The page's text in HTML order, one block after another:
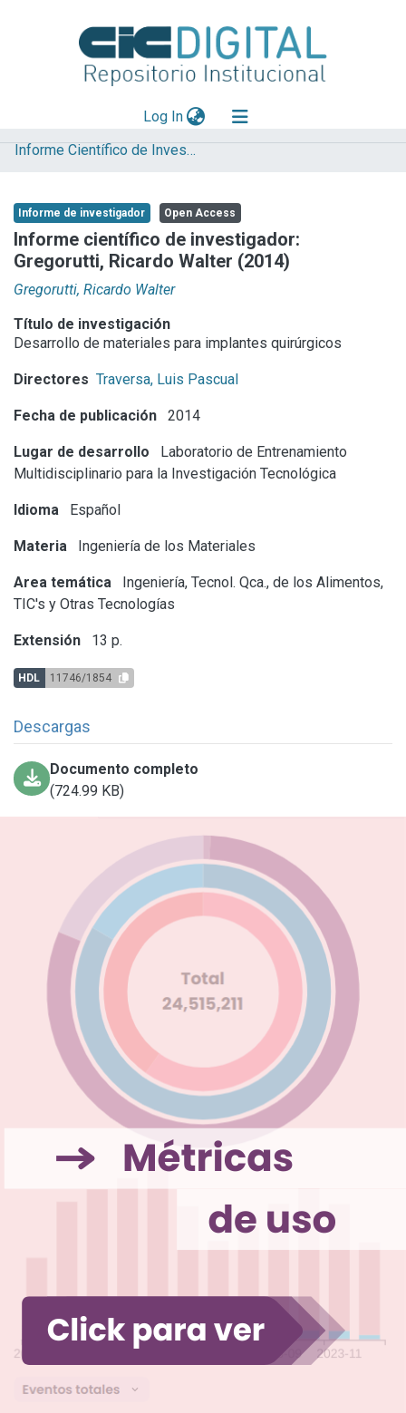
Log In(current)
Explorar
Aportar material
Statistics
Informe Científico de Investigador
Informe de investigador Open Access
Informe científico de investigador:
Gregorutti, Ricardo Walter (2014)
Gregorutti, Ricardo Walter
Título de investigación
Desarrollo de materiales para implantes quirúrgicos
Directores Traversa, Luis Pascual
Fecha de publicación 2014
Lugar de desarrollo
Laboratorio de Entrenamiento
Multidisciplinario para la Investigación Tecnológica
Idioma Español
Materia Ingeniería de los Materiales
Area temática
Ingeniería, Tecnol. Qca., de los Alimentos,
TIC's y Otras Tecnologías
Extensión 13 p.
HDL 11746/1854
Descargas
Documento completo
(724.99 KB)